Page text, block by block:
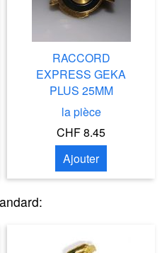
RACCORD
EXPRESS GEKA
PLUS 25MM
la pièce
CHF 8.45
Ajouter
: